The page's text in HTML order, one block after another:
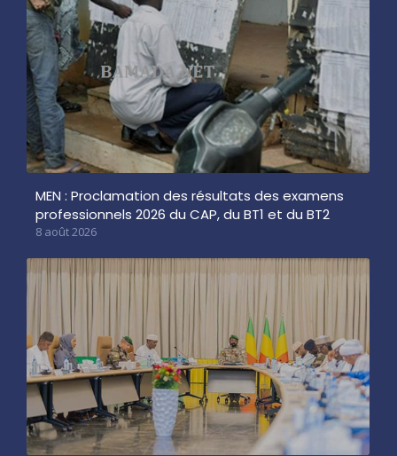
MEN : Proclamation des résultats des examens
professionnels 2026 du CAP, du BT1 et du BT2
8 août 2026